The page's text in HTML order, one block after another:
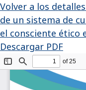
Volver a los
de un sistema de
el consciente ético
Descargar PDF